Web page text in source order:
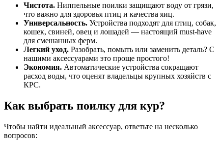
Чистота. Ниппельные поилки защищают воду от грязи,
что важно для здоровья птиц и качества яиц.
Универсальность. Устройства подходят для птиц, собак,
кошек, свиней, овец и лошадей — настоящий must-have
для смешанных ферм.
Легкий уход. Разобрать, помыть или заменить деталь? С
нашими аксессуарами это проще простого!
Экономия. Автоматические устройства сокращают
расход воды, что оценят владельцы крупных хозяйств с
КРС.
Как выбрать поилку для кур?
Чтобы найти идеальный аксессуар, ответьте на несколько
вопросов: